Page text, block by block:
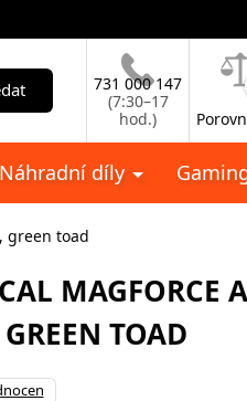
731 000 147
(7:30–17
hod.)
Náhradní díly
green toad
MAGFORCE
TOAD